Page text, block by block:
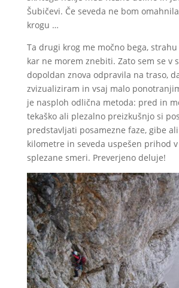
Šubičevi. Če seveda ne bom
krogu …
Ta drugi krog me močno bega,
kar ne morem znebiti. Zato sem se v
dopoldan znova odpravila na traso,
zvizualiziram in vsaj malo
je nasploh odlična metoda: pred in
tekaško ali plezalno preizkušnjo si
predstavljati posamezne faze, gibe
kilometre in seveda uspešen prihod
splezane smeri. Preverjeno deluje!